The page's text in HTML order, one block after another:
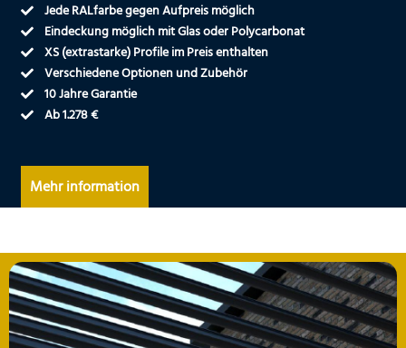
Jede RALfarbe gegen Aufpreis möglich
Eindeckung möglich mit Glas oder Polycarbonat
XS (extrastarke) Profile im Preis enthalten
Verschiedene Optionen und Zubehör
10 Jahre Garantie
Ab 1.278 €
Mehr information